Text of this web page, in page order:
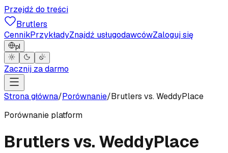
Przejdź do treści
Brutlers
CennikPrzykładyZnajdź usługodawcówZaloguj się
pl
Zacznij za darmo
Strona główna/Porównanie/Brutlers vs.WeddyPlace
Porównanie platform
Brutlers vs. WeddyPlace